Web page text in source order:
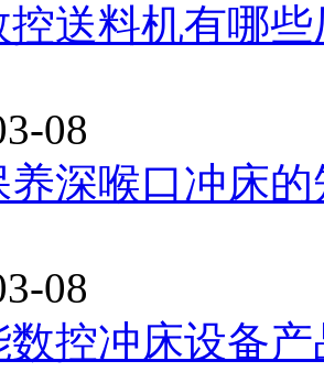
控送料机有哪些
08
养深喉口冲床的
08
数控冲床设备